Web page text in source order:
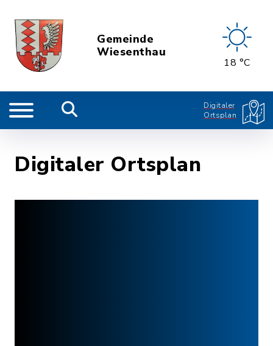
Gemeinde
Wiesenthau
18 °C
Digitaler
Ortsplan
Digitaler Ortsplan